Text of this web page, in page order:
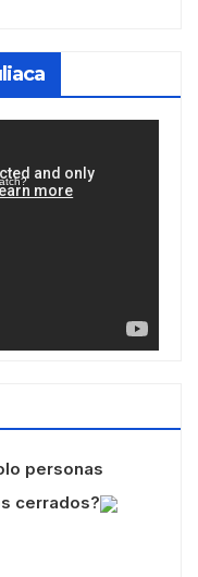
personas
cerrados?